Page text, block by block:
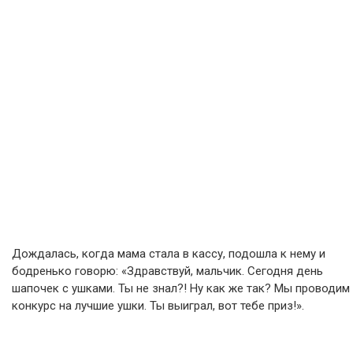
Дождалась, когда мама стала в кассу, подошла к нему и
бодренько говорю: «Здравствуй, мальчик. Сегодня день
шапочек с ушками. Ты не знал?! Ну как же так? Мы проводим
конкурс на лучшие ушки. Ты выиграл, вот тебе приз!».